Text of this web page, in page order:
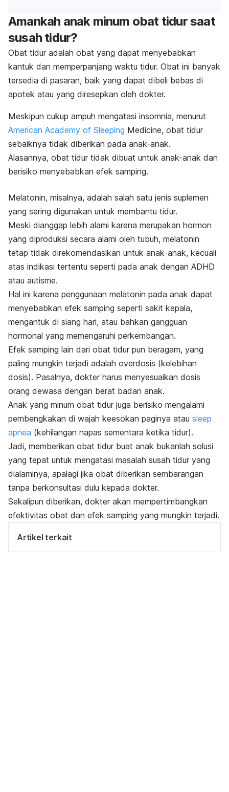
Amankah anak minum obat tidur saat
susah tidur?
Obat tidur adalah obat yang dapat menyebabkan
kantuk dan memperpanjang waktu tidur. Obat ini banyak
tersedia di pasaran, baik yang dapat dibeli bebas di
apotek atau yang diresepkan oleh dokter.
Meskipun cukup ampuh mengatasi insomnia, menurut
American Academy of Sleeping Medicine, obat tidur
sebaiknya tidak diberikan pada anak-anak.
Alasannya, obat tidur tidak dibuat untuk anak-anak dan
berisiko menyebabkan efek samping.
Melatonin, misalnya, adalah salah satu jenis suplemen
yang sering digunakan untuk membantu tidur.
Meski dianggap lebih alami karena merupakan hormon
yang diproduksi secara alami oleh tubuh, melatonin
tetap tidak direkomendasikan untuk anak-anak, kecuali
atas indikasi tertentu seperti pada anak dengan ADHD
atau autisme.
Hal ini karena penggunaan melatonin pada anak dapat
menyebabkan efek samping seperti sakit kepala,
mengantuk di siang hari, atau bahkan gangguan
hormonal yang memengaruhi perkembangan.
Efek samping lain dari obat tidur pun beragam, yang
paling mungkin terjadi adalah overdosis (kelebihan
dosis). Pasalnya, dokter harus menyesuaikan dosis
orang dewasa dengan berat badan anak.
Anak yang minum obat tidur juga berisiko mengalami
pembengkakan di wajah keesokan paginya atau sleep
apnea (kehilangan napas sementara ketika tidur).
Jadi, memberikan obat tidur buat anak bukanlah solusi
yang tepat untuk mengatasi masalah susah tidur yang
dialaminya, apalagi jika obat diberikan sembarangan
tanpa berkonsultasi dulu kepada dokter.
Sekalipun diberikan, dokter akan mempertimbangkan
efektivitas obat dan efek samping yang mungkin terjadi.
Artikel terkait